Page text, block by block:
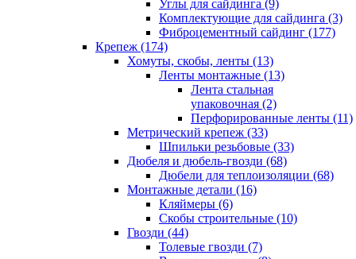
Углы для сайдинга (9)
Комплектующие для сайдинга (3)
Фиброцементный сайдинг (177)
Крепеж (174)
Хомуты, скобы, ленты (13)
Ленты монтажные (13)
Лента стальная
упаковочная (2)
Перфорированные ленты (11)
Метрический крепеж (33)
Шпильки резьбовые (33)
Дюбеля и дюбель-гвозди (68)
Дюбели для теплоизоляции (68)
Монтажные детали (16)
Кляймеры (6)
Скобы строительные (10)
Гвозди (44)
Толевые гвозди (7)